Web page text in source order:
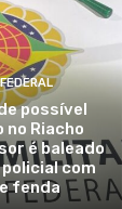
possível
Riacho
é baleado
com
fenda